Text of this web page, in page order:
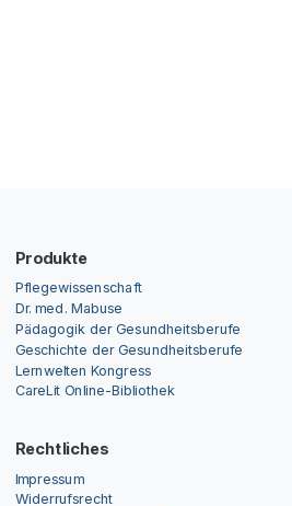
Produkte
Pflegewissenschaft
Dr. med. Mabuse
Pädagogik der Gesundheitsberufe
Geschichte der Gesundheitsberufe
Lernwelten Kongress
CareLit Online-Bibliothek
Rechtliches
Impressum
Widerrufsrecht